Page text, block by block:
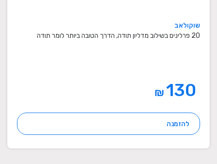
שוקולאב
20 פרלינים בשילוב מדליון תודה, הדרך הטובה ביותר לומר תודה
₪
להזמנה